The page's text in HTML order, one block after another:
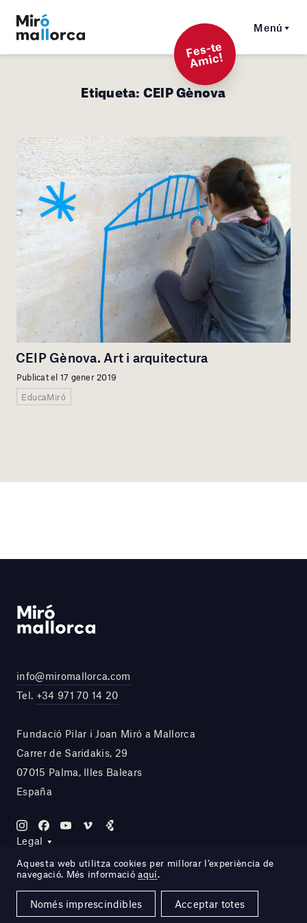
Menú
F
es-t
e
A
mi
c!
Etiqueta:CEIP Gènova
CEIP Gènova. Art i arquitectura
Publicat el 17 gener 2019
EducaMiró
info@miromallorca.com
Tel. +34 971 70 14 20
Fundació Pilar i Joan Miró a Mallorca
Carrer de Saridakis, 29
07015 Palma, Illes Balears
España
Legal
Site by DOMO—A
Aquesta web utilitza cookies per millorar l’experiència de
navegació. Més informacióaquí.
Només imprescindibles Acceptar totes